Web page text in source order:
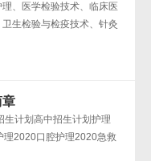
、医学检验技术、临床医
生检验与检疫技术、针灸
章
生计划高中招生计划护理
2020口腔护理2020急救